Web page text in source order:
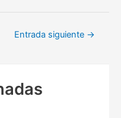
Entrada siguiente →